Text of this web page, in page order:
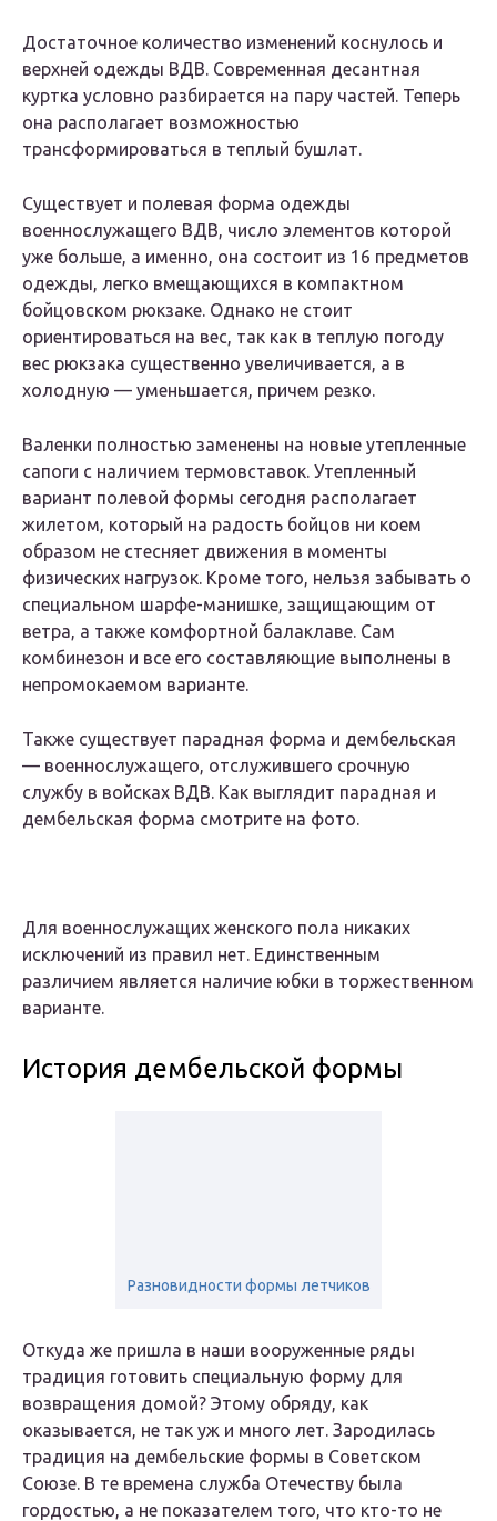
Достаточное количество изменений коснулось и
верхней одежды ВДВ. Современная десантная
куртка условно разбирается на пару частей. Теперь
она располагает возможностью
трансформироваться в теплый бушлат.
Существует и полевая форма одежды
военнослужащего ВДВ, число элементов которой
уже больше, а именно, она состоит из 16 предметов
одежды, легко вмещающихся в компактном
бойцовском рюкзаке. Однако не стоит
ориентироваться на вес, так как в теплую погоду
вес рюкзака существенно увеличивается, а в
холодную — уменьшается, причем резко.
Валенки полностью заменены на новые утепленные
сапоги с наличием термовставок. Утепленный
вариант полевой формы сегодня располагает
жилетом, который на радость бойцов ни коем
образом не стесняет движения в моменты
физических нагрузок. Кроме того, нельзя забывать о
специальном шарфе-манишке, защищающим от
ветра, а также комфортной балаклаве. Сам
комбинезон и все его составляющие выполнены в
непромокаемом варианте.
Также существует парадная форма и дембельская
— военнослужащего, отслужившего срочную
службу в войсках ВДВ. Как выглядит парадная и
дембельская форма смотрите на фото.
Для военнослужащих женского пола никаких
исключений из правил нет. Единственным
различием является наличие юбки в торжественном
варианте.
История дембельской формы
Разновидности формы летчиков
Откуда же пришла в наши вооруженные ряды
традиция готовить специальную форму для
возвращения домой? Этому обряду, как
оказывается, не так уж и много лет. Зародилась
традиция на дембельские формы в Советском
Союзе. В те времена служба Отечеству была
гордостью, а не показателем того, что кто-то не